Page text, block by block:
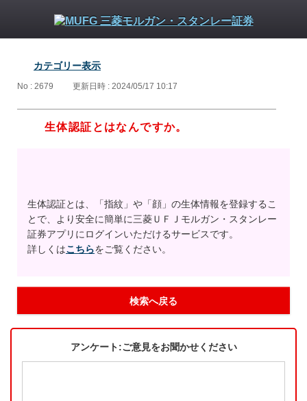
カテゴリー表示
No : 2679 更新日時 : 2024/05/17 10:17
生体認証とはなんですか。
生体認証とは、「指紋」や「顔」の生体情報を登録するこ
とで、より安全に簡単に三菱ＵＦＪモルガン・スタンレー
証券アプリにログインいただけるサービスです。
詳しくはこちらをご覧ください。
検索へ戻る
アンケート:ご意見をお聞かせください